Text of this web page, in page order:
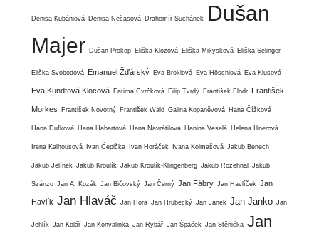
Denisa Kubániová Denisa Nečasová Drahomír Suchánek
Dušan
Majer Dušan Prokop Eliška Klozová Eliška Mikysková Eliška Selinger
Eliška Svobodová Emanuel Žďárský Eva Broklová Eva Höschlová Eva Klusová
Eva Kundtová Klocová Fatima Cvrčková Filip Tvrdý František Flodr František
Morkes František Novotný František Wald Galina Kopaněvová Hana Čížková
Hana Dufková Hana Habartová Hana Navrátilová Hanina Veselá Helena Illnerová
Irena Kalhousová Ivan Čepička Ivan Horáček Ivana Kolmašová Jakub Benech
Jakub Jelínek Jakub Kroulík Jakub Kroulík-Klingenberg Jakub Rozehnal Jakub
Szánzo Jan A. Kozák Jan Bičovský Jan Černý Jan Fábry Jan Havlíček Jan
Havlík Jan Hlaváč Jan Hora Jan Hrubecký Jan Janek Jan Janko Jan
Jehlík Jan Kolář Jan Konvalinka Jan Rybář Jan Špaček Jan Stěnička Jan